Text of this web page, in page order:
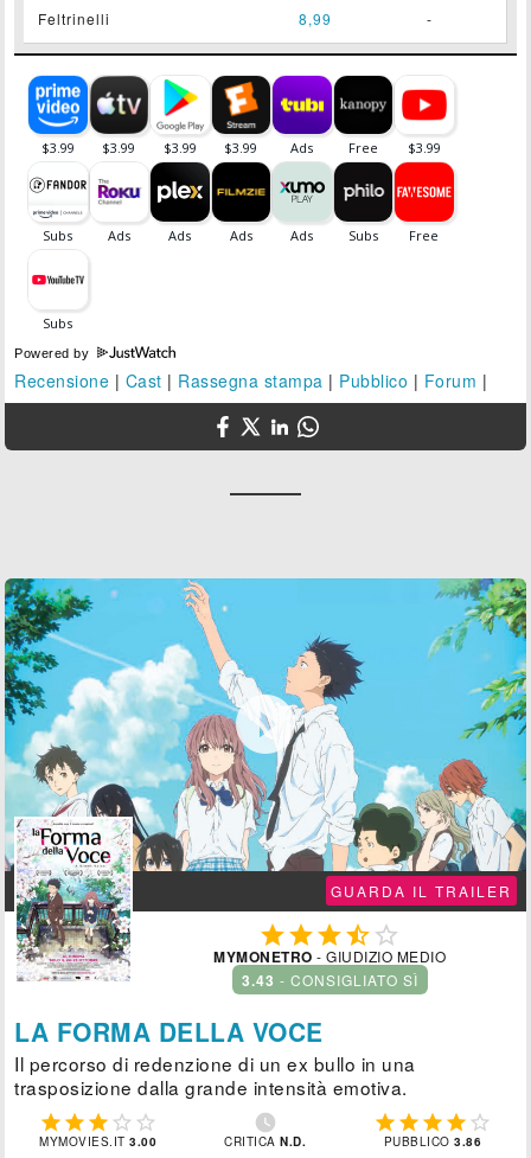
Feltrinelli 8,99 -
Powered by
Recensione | Cast | Rassegna stampa | Pubblico | Forum |

GUARDA IL TRAILER
 
MYMONETRO - GIUDIZIO MEDIO
3.43 - CONSIGLIATO SÌ
LA FORMA DELLA VOCE
Il percorso di redenzione di un ex bullo in una
trasposizione dalla grande intensità emotiva.
    
MYMOVIES.IT3.00

CRITICAN.D.
    
PUBBLICO3.86